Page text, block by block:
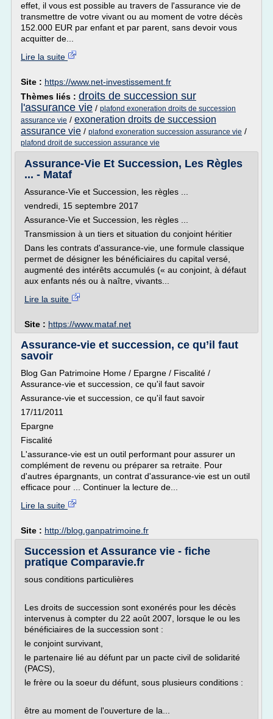
effet, il vous est possible au travers de l'assurance vie de
transmettre de votre vivant ou au moment de votre décès
152.000 EUR par enfant et par parent, sans devoir vous
acquitter de...
Lire la suite
Site : https://www.net-investissement.fr
Thèmes liés : droits de succession sur
l'assurance vie / plafond exoneration droits de succession
assurance vie / exoneration droits de succession
assurance vie / plafond exoneration succession assurance vie /
plafond droit de succession assurance vie
Assurance-Vie Et Succession, Les Règles
... - Mataf
Assurance-Vie et Succession, les règles ...
vendredi, 15 septembre 2017
Assurance-Vie et Succession, les règles ...
Transmission à un tiers et situation du conjoint héritier
Dans les contrats d'assurance-vie, une formule classique
permet de désigner les bénéficiaires du capital versé,
augmenté des intérêts accumulés (« au conjoint, à défaut
aux enfants nés ou à naître, vivants...
Lire la suite
Site : https://www.mataf.net
Assurance-vie et succession, ce qu’il faut
savoir
Blog Gan Patrimoine Home / Epargne / Fiscalité /
Assurance-vie et succession, ce qu'il faut savoir
Assurance-vie et succession, ce qu'il faut savoir
17/11/2011
Epargne
Fiscalité
L'assurance-vie est un outil performant pour assurer un
complément de revenu ou préparer sa retraite. Pour
d'autres épargnants, un contrat d'assurance-vie est un outil
efficace pour ... Continuer la lecture de...
Lire la suite
Site : http://blog.ganpatrimoine.fr
Succession et Assurance vie - fiche
pratique Comparavie.fr
sous conditions particulières
Les droits de succession sont exonérés pour les décès
intervenus à compter du 22 août 2007, lorsque le ou les
bénéficiaires de la succession sont :
le conjoint survivant,
le partenaire lié au défunt par un pacte civil de solidarité
(PACS),
le frère ou la soeur du défunt, sous plusieurs conditions :
être au moment de l'ouverture de la...